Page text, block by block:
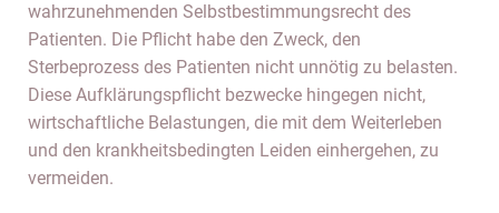
wahrzunehmenden Selbstbestimmungsrecht des
Patienten. Die Pflicht habe den Zweck, den
Sterbeprozess des Patienten nicht unnötig zu belasten.
Diese Aufklärungspflicht bezwecke hingegen nicht,
wirtschaftliche Belastungen, die mit dem Weiterleben
und den krankheitsbedingten Leiden einhergehen, zu
vermeiden.